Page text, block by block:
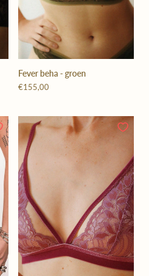
Fever beha - groen
€155,00